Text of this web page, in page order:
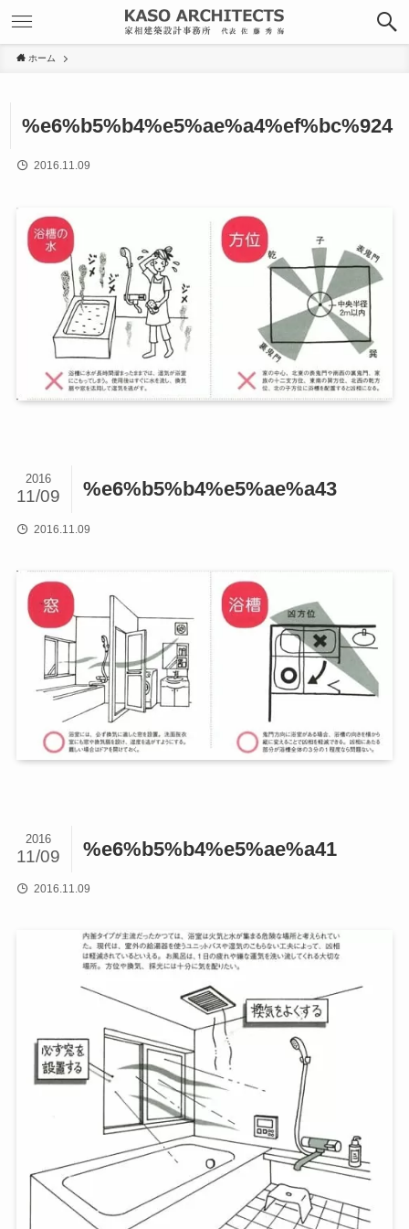
ホーム
%e6%b5%b4%e5%ae%a4%ef%bc%924
2016.11.09
%e6%b5%b4%e5%ae%a43
2016
11/09
2016.11.09
%e6%b5%b4%e5%ae%a41
2016
11/09
2016.11.09